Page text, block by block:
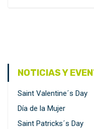
NOTICIAS Y
Saint Valentine´s Day
Día de la Mujer
Saint Patricks´s Day